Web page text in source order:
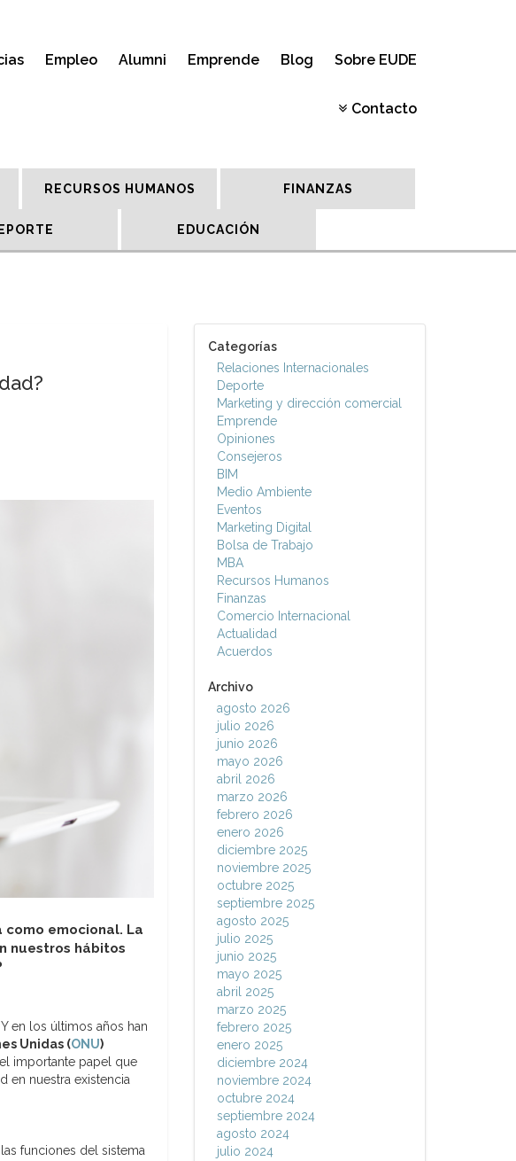
Empleo Alumni Emprende Blog Sobre EUDE
Contacto
RECURSOS HUMANOS FINANZAS
EDUCACIÓN
emocional. La
nuestros hábitos
en los últimos años han
Unidas (ONU)
importante papel que
en nuestra existencia
funciones del sistema
Categorías
Relaciones Internacionales
Deporte
Marketing y dirección comercial
Emprende
Opiniones
Consejeros
BIM
Medio Ambiente
Eventos
Marketing Digital
Bolsa de Trabajo
MBA
Recursos Humanos
Finanzas
Comercio Internacional
Actualidad
Acuerdos
Archivo
agosto 2026
julio 2026
junio 2026
mayo 2026
abril 2026
marzo 2026
febrero 2026
enero 2026
diciembre 2025
noviembre 2025
octubre 2025
septiembre 2025
agosto 2025
julio 2025
junio 2025
mayo 2025
abril 2025
marzo 2025
febrero 2025
enero 2025
diciembre 2024
noviembre 2024
octubre 2024
septiembre 2024
agosto 2024
julio 2024